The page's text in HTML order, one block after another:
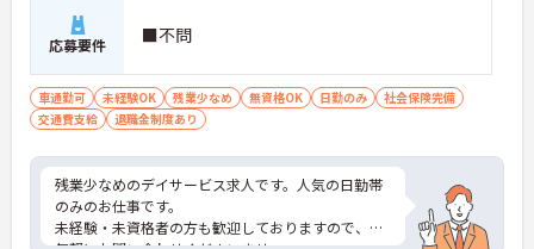
応募要件 ■不問
車通勤可 未経験OK 残業少なめ 無資格OK 日勤のみ
社会保険完備
交通費支給
退職金制度あり
残業少なめのデイサービス求人です。人気の日勤帯
のみのお仕事です。
未経験・未資格者の方も歓迎しておりますので、お